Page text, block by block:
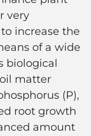
very
increase the
of a wide
biological
matter
(P),
root growth
amount